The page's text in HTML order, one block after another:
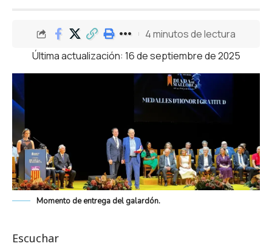
Última actualización: 16 de septiembre de 2025
4 minutos de lectura
Momento de entrega del galardón.
Escuchar